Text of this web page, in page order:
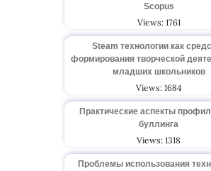
Scopus
Views: 1761
Steam технологии как
формирования творческой
младших школьников
Views: 1684
Практические аспекты
буллинга
Views: 1318
Проблемы использования